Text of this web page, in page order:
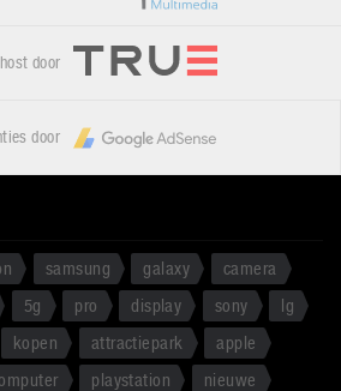
door
door
samsung galaxy
camera
5g pro display sony
lg
kopen attractiepark
apple
playstation
nieuwe